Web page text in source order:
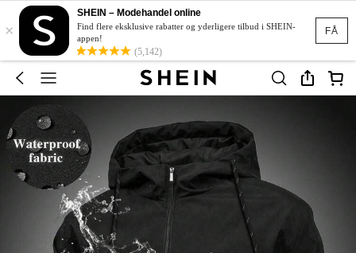
FÅ
×
SHEIN – Modehandel online
Find flere eksklusive rabatter og yderligere tilbud i SHEIN-
appen!
(5,142)